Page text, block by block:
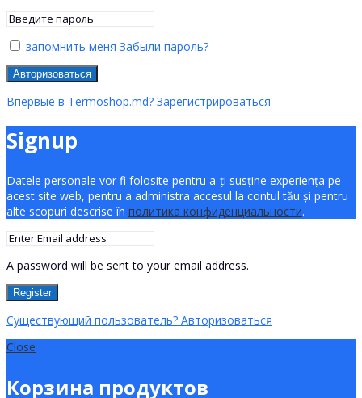
запомнить меня Забыли пароль?
Авторизоваться
Впервые в Termoshop.md? Зарегистрироваться
Signup
Datele personale vor fi folosite pentru a-ți susține experiența pe
acest site web, pentru a administra accesul la contul tău și pentru
alte scopuri descrise în политика конфиденциальности.
A password will be sent to your email address.
Register
Существующий пользователь? Авторизоваться
Close
Корзина продуктов